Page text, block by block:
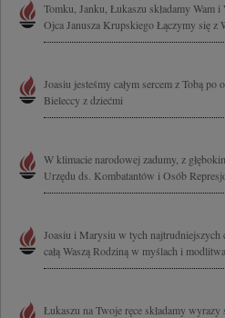
Tomku, Janku, Łukaszu składamy Wam
Ojca Janusza Krupskiego Łączymy się z
Joasiu jesteśmy całym sercem z Tobą
Bieleccy z dziećmi
W klimacie narodowej zadumy, z
Urzędu ds. Kombatantów i Osób
Joasiu i Marysiu w tych najtrudniejszych
całą Waszą Rodziną w myślach i
Łukaszu na Twoje ręce składamy